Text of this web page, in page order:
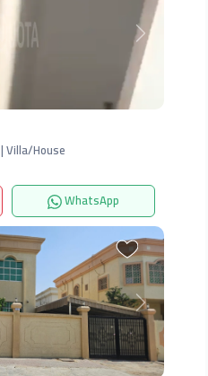
Next
شقة بالشارقة جزيرة. المريم | Villa/House
WhatsApp
Next